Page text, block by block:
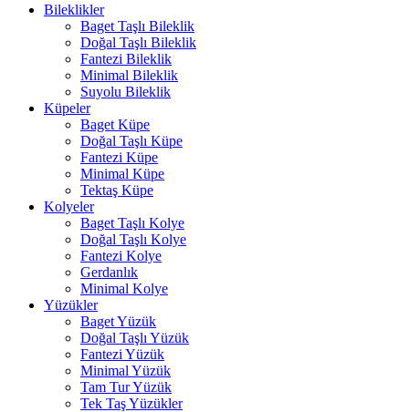
Bileklikler
Baget Taşlı Bileklik
Doğal Taşlı Bileklik
Fantezi Bileklik
Minimal Bileklik
Suyolu Bileklik
Küpeler
Baget Küpe
Doğal Taşlı Küpe
Fantezi Küpe
Minimal Küpe
Tektaş Küpe
Kolyeler
Baget Taşlı Kolye
Doğal Taşlı Kolye
Fantezi Kolye
Gerdanlık
Minimal Kolye
Yüzükler
Baget Yüzük
Doğal Taşlı Yüzük
Fantezi Yüzük
Minimal Yüzük
Tam Tur Yüzük
Tek Taş Yüzükler